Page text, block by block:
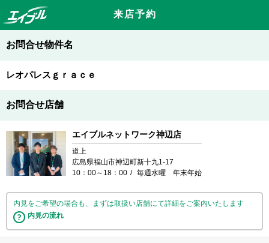
来店予約
お問合せ物件名
レオパレスｇｒａｃｅ
お問合せ店舗
エイブルネットワーク神辺店
道上
広島県福山市神辺町新十九1-17
10：00～18：00
毎週水曜 年末年始
内見をご希望の場合も、まずは取扱い店舗にて詳細をご案内いたします
内見の流れ